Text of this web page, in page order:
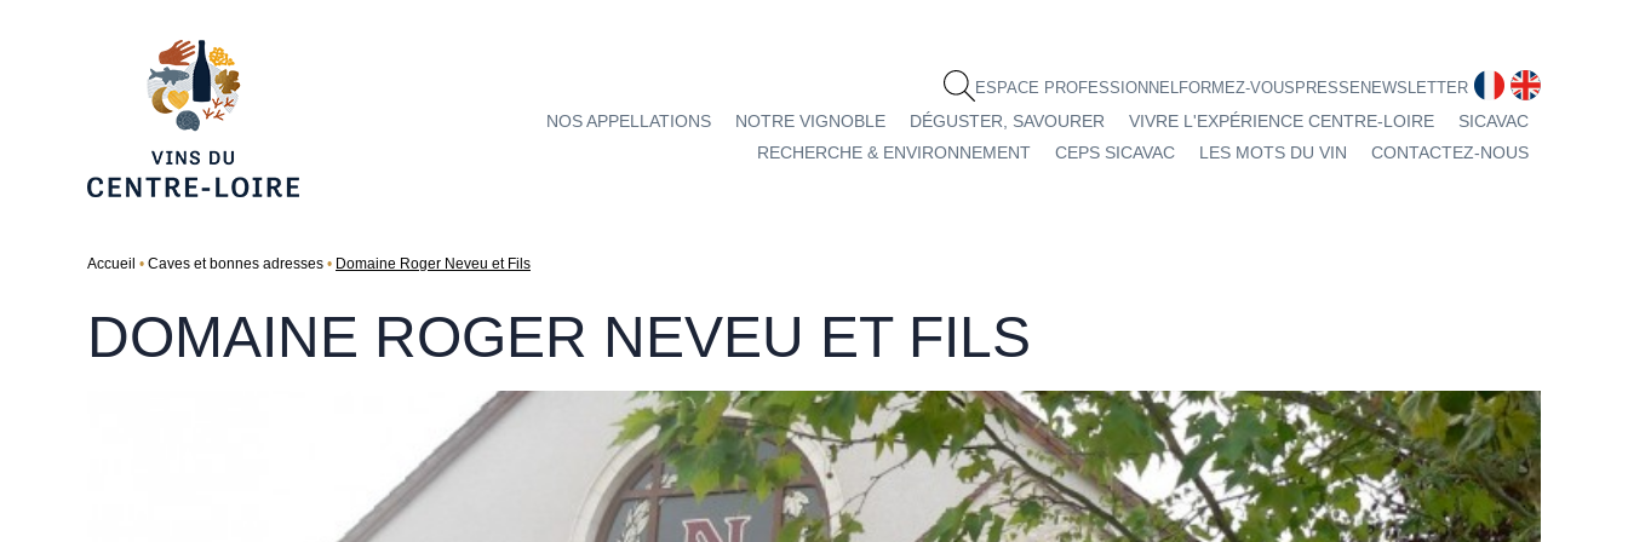
ESPACE PROFESSIONNEL FORMEZ-VOUSPRESSENEWSLETTER fr en
NOS APPELLATIONS NOTRE VIGNOBLE DÉGUSTER, SAVOURER VIVRE L'EXPÉRIENCE CENTRE-LOIRE
SICAVAC
RECHERCHE & ENVIRONNEMENT
CEPS SICAVAC LES MOTS DU VIN CONTACTEZ-NOUS
Accueil Caves et bonnes adresses Domaine Roger Neveu et Fils
DOMAINE ROGER NEVEU ET FILS